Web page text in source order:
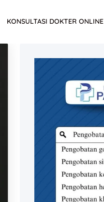
KONSULTASI DOKTER ONLINE